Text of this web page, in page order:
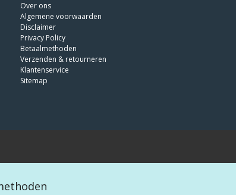
Over ons
Algemene voorwaarden
Disclaimer
Privacy Policy
Betaalmethoden
Verzenden & retourneren
Klantenservice
Sitemap